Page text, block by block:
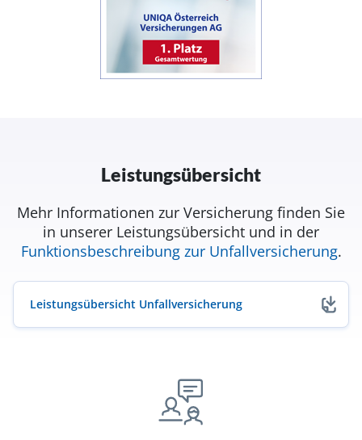
Leistungsübersicht
Mehr Informationen zur Versicherung finden Sie
in unserer Leistungsübersicht und in der
Funktionsbeschreibung zur Unfallversicherung.
Leistungsübersicht Unfallversicherung
(öffnet in neuem Fenster)